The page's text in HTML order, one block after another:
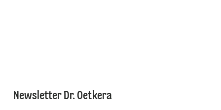
Newsletter Dr. Oetkera